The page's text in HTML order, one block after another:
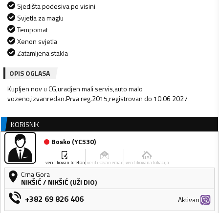
Sjedišta podesiva po visini
Svjetla za maglu
Tempomat
Xenon svjetla
Zatamljena stakla
OPIS OGLASA
Kupljen nov u CG,uradjen mali servis,auto malo
vozeno,izvanredan.Prva reg.2015,registrovan do 10.06 2027
KORISNIK
Bosko (YC530)
verifikovan telefon verifikovan email verifikovana lokacija
Crna Gora
NIKŠIĆ/ NIKŠIĆ (UŽI DIO)
+382 69 826 406 Aktivan